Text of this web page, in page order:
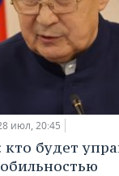
июл, 20:45
будет